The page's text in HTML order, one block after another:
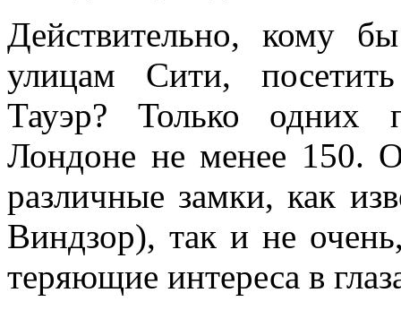
Действительно, кому
улицам Сити,
Тауэр? Только одних
Лондоне не менее 150.
различные замки, как
Виндзор), так и не
теряющие интереса в